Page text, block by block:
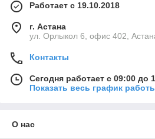
Работает с 19.10.2018
г. Астана
ул. Орлыкол 6, офис 402,
Контакты
Сегодня работает с 09:00 до
Показать весь график
О нас